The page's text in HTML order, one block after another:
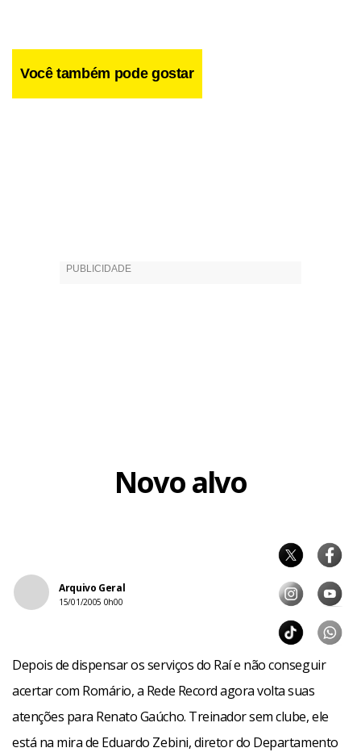
Você também pode gostar
Novo alvo
Arquivo Geral
15/01/2005 0h00
Depois de dispensar os serviços do Raí e não conseguir
acertar com Romário, a Rede Record agora volta suas
atenções para Renato Gaúcho. Treinador sem clube, ele
está na mira de Eduardo Zebini, diretor do Departamento